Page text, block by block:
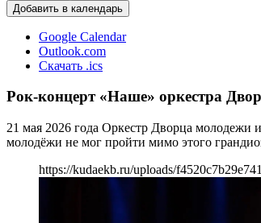
Добавить в календарь
Google Calendar
Outlook.com
Скачать .ics
Рок-концерт «Наше» оркестра
21 мая 2026 года Оркестр Дворца молодежи
молодёжи не мог пройти мимо этого
https://kudaekb.ru/uploads/